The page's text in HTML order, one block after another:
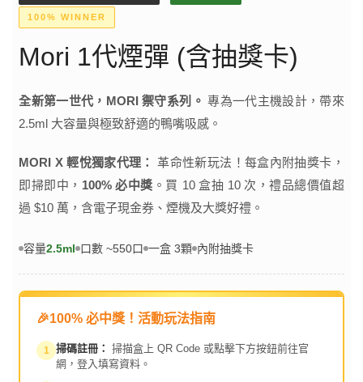
100% WINNER
Mori 1代煙彈 (含抽獎卡)
全新第一世代，MORI 禦守系列。 專為一代主機設計，帶來
2.5ml 大容量與極致舒適的鴨嘴吸感。
MORI X 輕悅獨家代理：
革命性新玩法！每盒內附抽獎卡，
即掃即中， 100% 必中獎 。買 10 盒抽 10 次，禮品總價值超
過 $10 萬，含電子現金券、煙機及大獎好禮。
容量2.5ml 口數 ~550口 一盒 3顆 內附抽獎卡
🎉100% 必中獎！活動玩法指南
1 掃碼註冊： 掃描盒上 QR Code 或點擊下方按鈕前往官
網，登入填寫資料。